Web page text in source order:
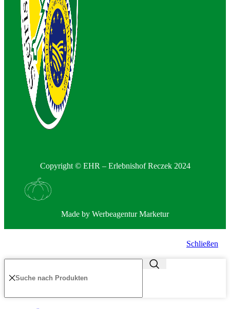
Copyright © EHR – Erlebnishof Reczek 2024
Made by Werbeagentur Marketur
Schließen